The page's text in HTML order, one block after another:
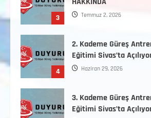
3 Temmuz 2, 2026
4
2. Kademe Güreş
Eğitimi Sivas’ta
Haziran 29, 2026
3. Kademe Güreş
Eğitimi Sivas’ta